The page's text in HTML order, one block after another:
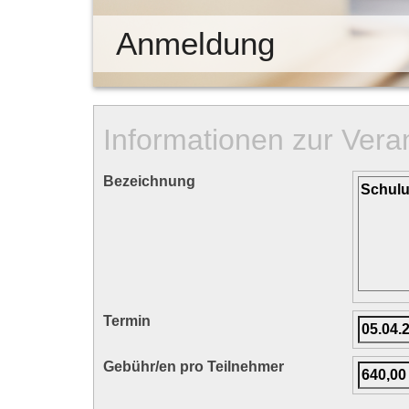
Anmeldung
Informationen zur
Bezeichnung
Termin
Gebühr/en pro Teilnehmer